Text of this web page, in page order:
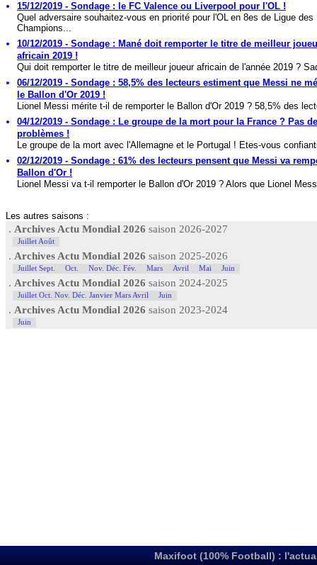
15/12/2019 - Sondage : le FC Valence ou Liverpool pour l'OL !
Quel adversaire souhaitez-vous en priorité pour l'OL en 8es de Ligue des
Champions...
10/12/2019 - Sondage : Mané doit remporter le titre de meilleur
africain 2019 !
Qui doit remporter le titre de meilleur joueur africain de l'année 2019 ?
06/12/2019 - Sondage : 58,5% des lecteurs estiment que Messi ne
le Ballon d'Or 2019 !
Lionel Messi mérite t-il de remporter le Ballon d'Or 2019 ? 58,5% des
04/12/2019 - Sondage : Le groupe de la mort pour la France ? Pas de
problèmes !
Le groupe de la mort avec l'Allemagne et le Portugal ! Etes-vous
02/12/2019 - Sondage : 61% des lecteurs pensent que Messi va
Ballon d'Or !
Lionel Messi va t-il remporter le Ballon d'Or 2019 ? Alors que Lionel
Les autres saisons :
. Archives Actu Mondial 2026 saison 2026-2027
Juillet Août
. Archives Actu Mondial 2026 saison 2025-2026
Juillet Sept. Oct. Nov. Déc. Fév. Mars Avril Mai Juin
. Archives Actu Mondial 2026 saison 2024-2025
Juillet Oct. Nov. Déc. Janvier Mars Avril Juin
. Archives Actu Mondial 2026 saison 2023-2024
Juin
Maxifoot (100% Football) :